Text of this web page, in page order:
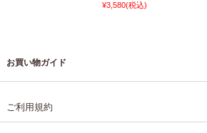
¥3,580(税込)
お買い物ガイド
ご利用規約